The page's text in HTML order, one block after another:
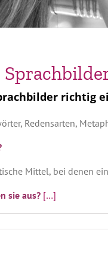
richtig
Redensarten,
Mittel, bei denen
sie aus? […]